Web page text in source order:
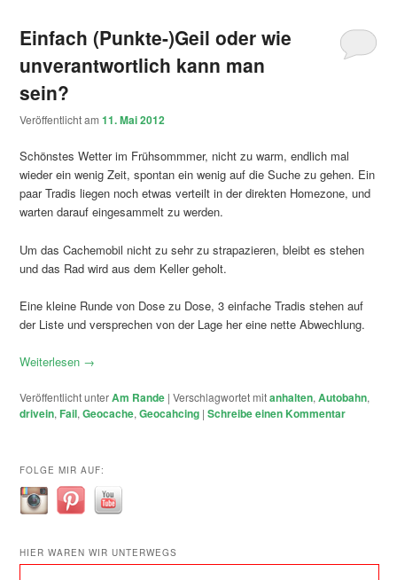
Einfach (Punkte-)Geil oder wie
unverantwortlich kann man
sein?
Veröffentlicht am11. Mai 2012
Schönstes Wetter im Frühsommmer, nicht zu warm, endlich mal
wieder ein wenig Zeit, spontan ein wenig auf die Suche zu gehen. Ein
paar Tradis liegen noch etwas verteilt in der direkten Homezone, und
warten darauf eingesammelt zu werden.
Um das Cachemobil nicht zu sehr zu strapazieren, bleibt es stehen
und das Rad wird aus dem Keller geholt.
Eine kleine Runde von Dose zu Dose, 3 einfache Tradis stehen auf
der Liste und versprechen von der Lage her eine nette Abwechlung.
Weiterlesen →
Veröffentlicht unterAm Rande |Verschlagwortet mitanhalten,Autobahn,
drivein,Fail,Geocache,Geocahcing |Schreibe einen Kommentar
FOLGE MIR AUF:
HIER WAREN WIR UNTERWEGS